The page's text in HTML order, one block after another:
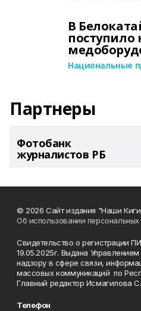
В
поступило
Национальные
Партнеры
Фотобанк
журналистов РБ
© 2026 Сайт издания "Наши
Об использовании персональных
Свидетельство о регистрации
19.05.2025г. Выдана
надзору в сфере связи,
массовых коммуникаций по
Главный редактор Исмагилова
Телефон